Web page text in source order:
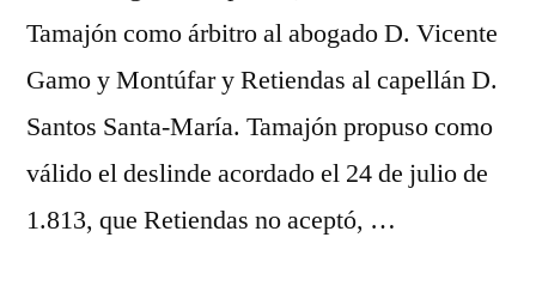
Tamajón como árbitro al abogado D. Vicente
Gamo y Montúfar y Retiendas al capellán D.
Santos Santa-María. Tamajón propuso como
válido el deslinde acordado el 24 de julio de
1.813, que Retiendas no aceptó, …